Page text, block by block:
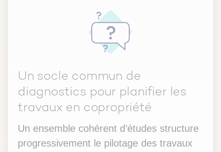
Un socle commun de
diagnostics pour planifier les
travaux en copropriété
Un ensemble cohérent d’études structure
progressivement le pilotage des travaux